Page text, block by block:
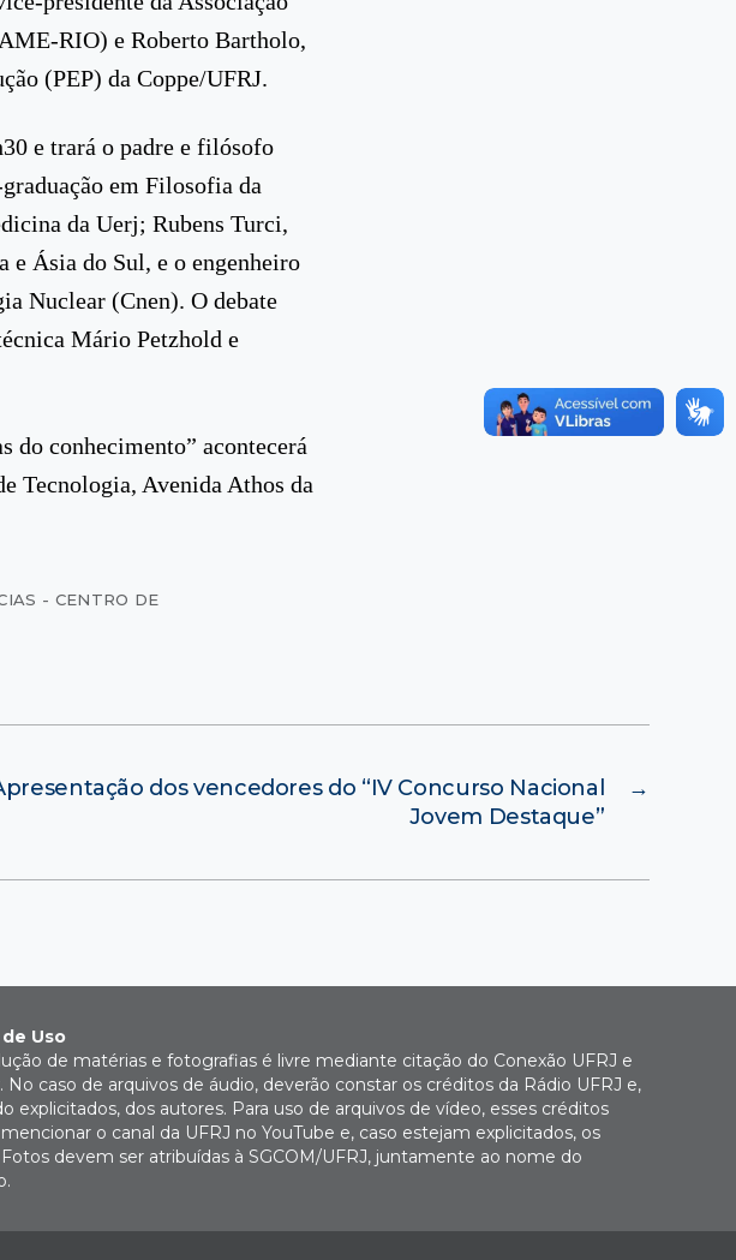
RIO) e Roberto Bartholo,
(PEP) da Coppe/UFRJ.
e trará o padre e filósofo
em Filosofia da
da Uerj; Rubens Turci,
e Ásia do Sul, e o engenheiro
Nuclear (Cnen). O debate
Mário Petzhold e
do conhecimento” acontecerá
Tecnologia, Avenida Athos da
- CENTRO DE
→
dos vencedores do “IV Concurso Nacional
Jovem Destaque”
Uso
de matérias e fotografias é livre mediante citação do Conexão UFRJ e
No caso de arquivos de áudio, deverão constar os créditos da Rádio UFRJ e,
explicitados, dos autores. Para uso de arquivos de vídeo, esses créditos
o canal da UFRJ no YouTube e, caso estejam explicitados, os
devem ser atribuídas à SGCOM/UFRJ, juntamente ao nome do